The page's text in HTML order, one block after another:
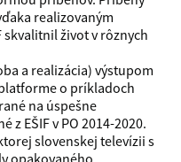
realizovaným
život v rôznych
a realizácia) výstupom
o príkladoch
na úspešne
z EŠIF v PO 2014-2020.
slovenskej televízii s